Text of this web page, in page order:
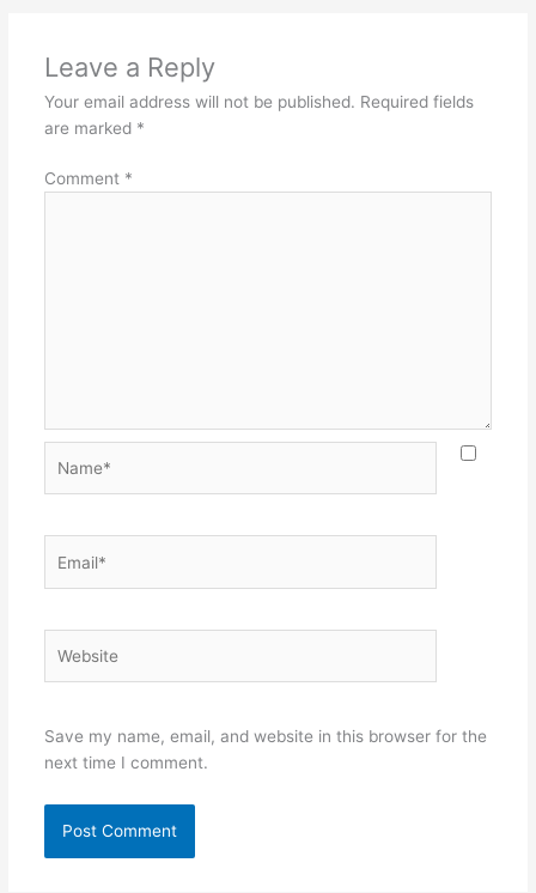
Leave a Reply
Your email address will not be published. Required fields
are marked *
Comment *
Save my name, email, and website in this browser for the
next time I comment.